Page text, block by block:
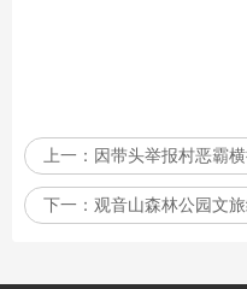
2024
上一： 因带头举报村恶霸
下一： 观音山森林公园文